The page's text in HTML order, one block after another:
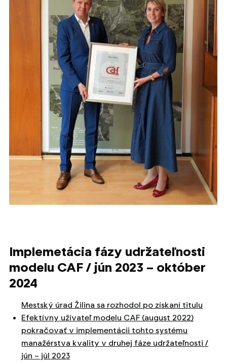
Implemetácia fázy udržateľnosti
modelu CAF / jún 2023 – október
2024
Mestský úrad Žilina sa rozhodol po získaní titulu
Efektívny užívateľ modelu CAF (august 2022)
pokračovať v implementácii tohto systému
manažérstva kvality v druhej fáze udržateľnosti /
jún – júl 2023